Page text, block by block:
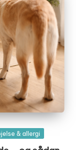
& allergi